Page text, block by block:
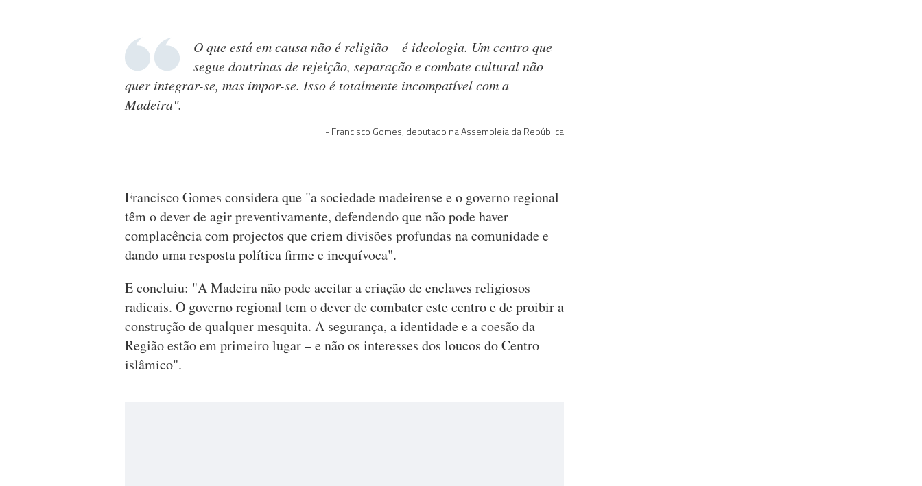
O que está em causa não é religião – é ideologia. Um centro que
segue doutrinas de rejeição, separação e combate cultural não
quer integrar-se, mas impor-se. Isso é totalmente incompatível com a
Madeira".
Francisco Gomes, deputado na Assembleia da República
Francisco Gomes considera que "a sociedade madeirense e o governo regional
têm o dever de agir preventivamente, defendendo que não pode haver
complacência com projectos que criem divisões profundas na comunidade e
dando uma resposta política firme e inequívoca".
E concluiu: "A Madeira não pode aceitar a criação de enclaves religiosos
radicais. O governo regional tem o dever de combater este centro e de proibir a
construção de qualquer mesquita. A segurança, a identidade e a coesão da
Região estão em primeiro lugar – e não os interesses dos loucos do Centro
islâmico".